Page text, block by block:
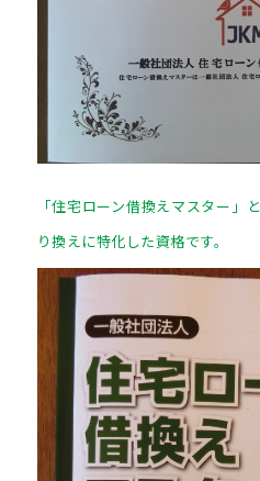
「住宅ローン借換えマスター」
り換えに特化した資格です。